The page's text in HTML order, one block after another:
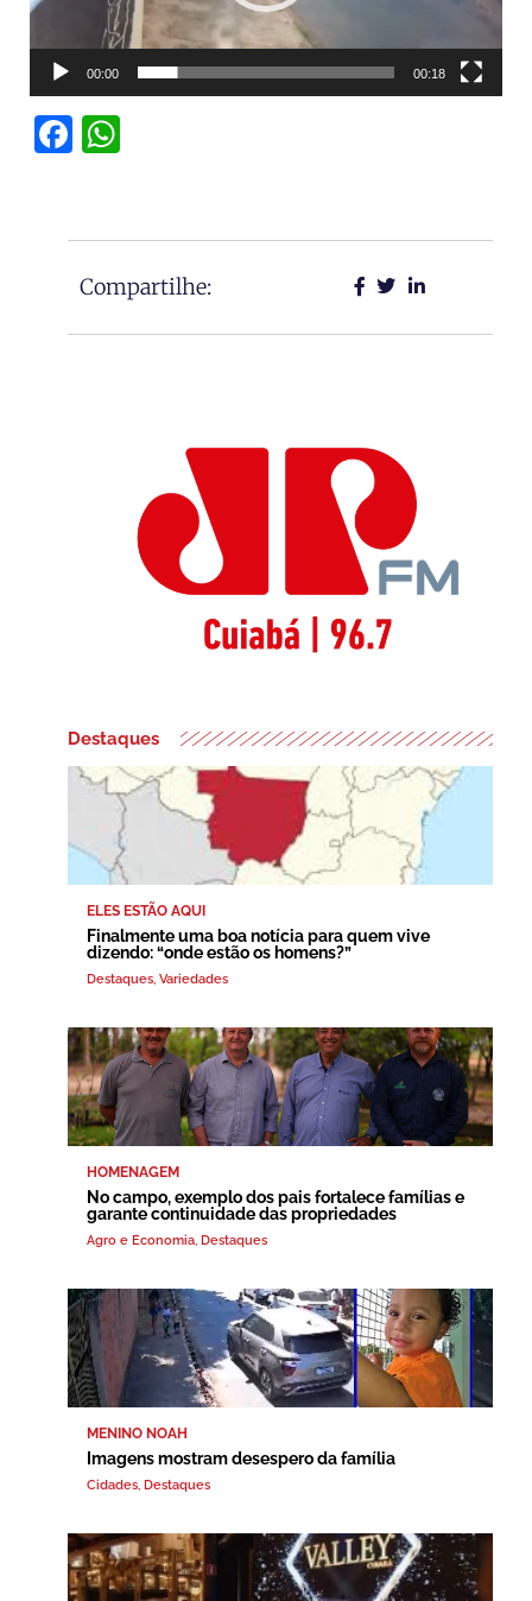
00:00 00:18
Facebook
Compartilhe:
Destaques
ELES ESTÃO AQUI
Finalmente uma boa notícia para quem vive
dizendo: “onde estão os homens?”
Destaques Variedades
HOMENAGEM
No campo, exemplo dos pais fortalece famílias e
garante continuidade das propriedades
Agro e Economia Destaques
MENINO NOAH
Imagens mostram desespero da família
Cidades Destaques